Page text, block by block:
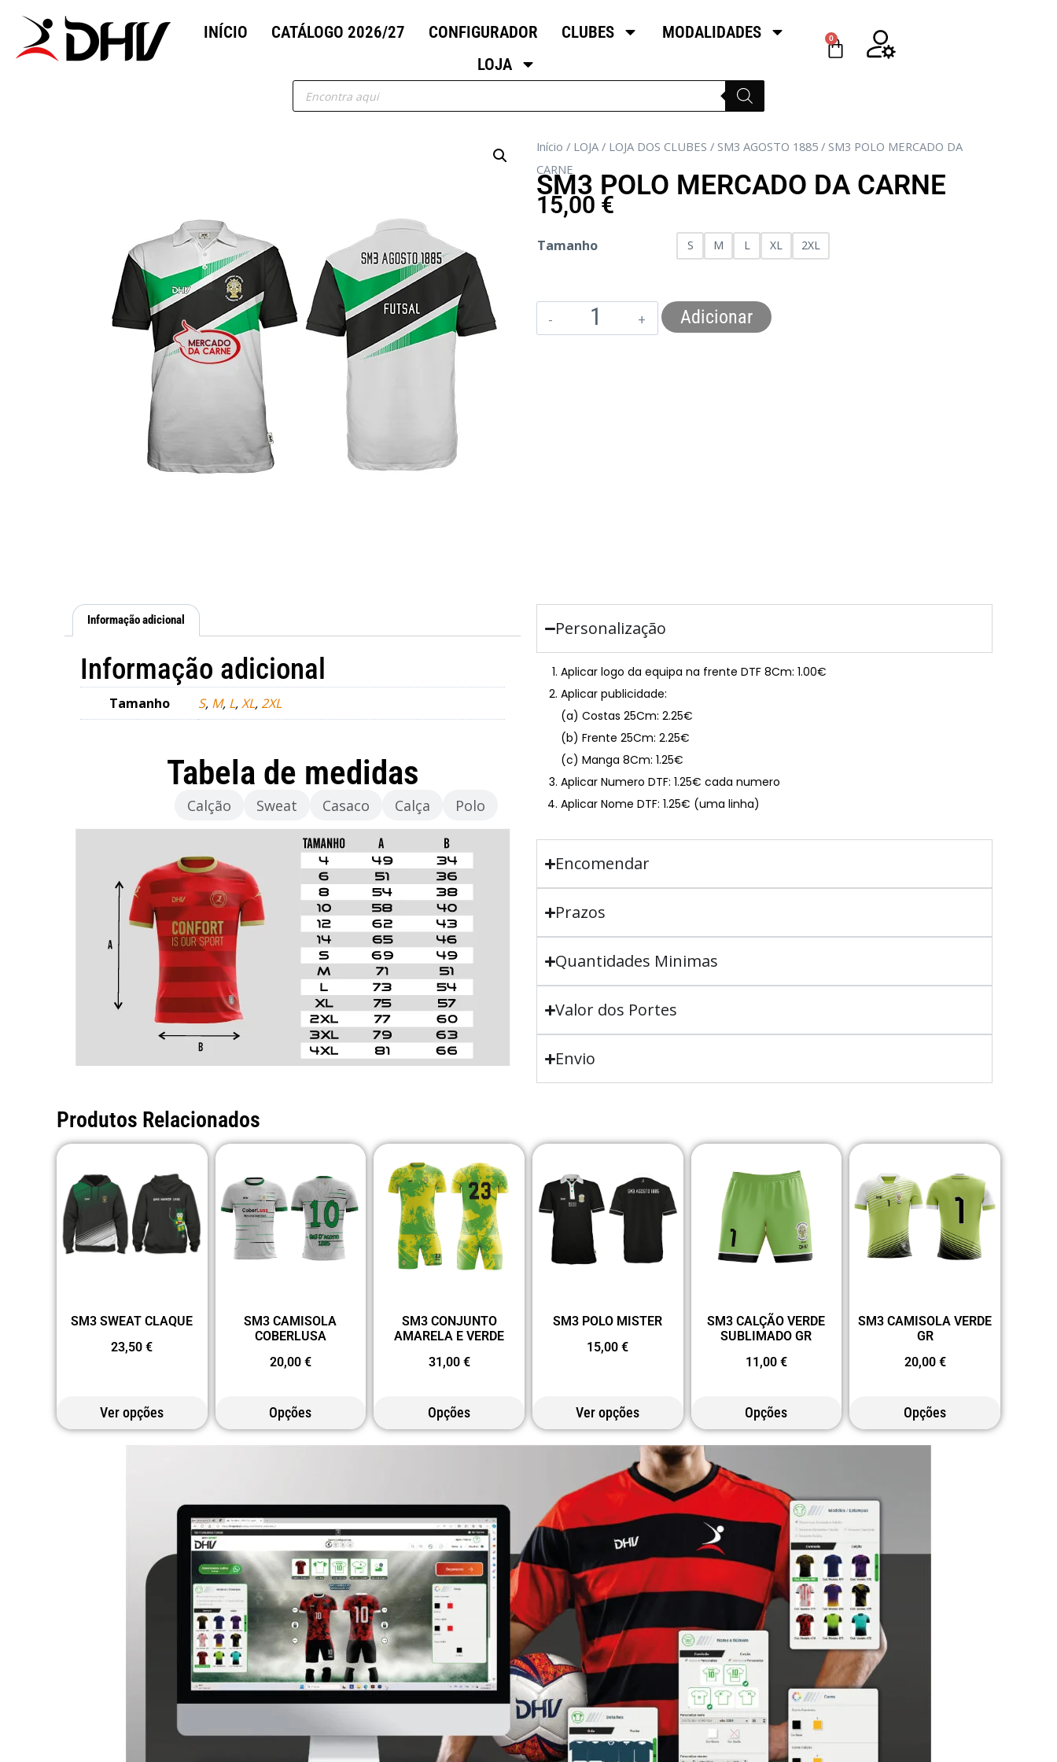
INÍCIO CATÁLOGO 2026/27 CONFIGURADOR CLUBES
MODALIDADES
LOJA
0
Início / LOJA / LOJA DOS CLUBES / SM3 AGOSTO 1885 / SM3 POLO MERCADO DA
CARNE
SM3 POLO MERCADO DA CARNE
15,00 €
Tamanho S M L XL 2XL
Adicionar
Informação adicional
Informação adicional
Tamanho S, M, L,XL, 2XL
Tabela de medidas
Calção Sweat Casaco Calça Polo
Personalização
Aplicar logo da equipa na frente DTF 8Cm: 1.00€
Aplicar publicidade:
(a) Costas 25Cm: 2.25€
(b) Frente 25Cm: 2.25€
(c) Manga 8Cm: 1.25€
Aplicar Numero DTF: 1.25€ cada numero
Aplicar Nome DTF: 1.25€ (uma linha)
Encomendar
Prazos
Quantidades Minimas
Valor dos Portes
Envio
Produtos Relacionados
SM3 SWEAT CLAQUE
23,50€
Ver opções
SM3 CAMISOLA
COBERLUSA
20,00 €
Opções
SM3 CONJUNTO
AMARELA E VERDE
31,00 €
Opções
SM3 POLO MISTER
15,00€
Ver opções
SM3 CALÇÃO VERDE
SUBLIMADO GR
11,00 €
Opções
SM3 CAMISOLA VERDE
GR
20,00 €
Opções